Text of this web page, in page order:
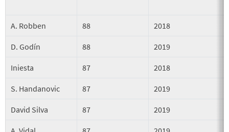
A. Robben 88 2018
D. Godín 88 2019
Iniesta 87 2018
S. Handanovic 87 2019
David Silva 87 2019